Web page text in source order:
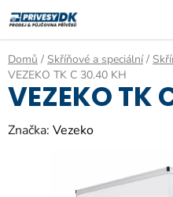
na
obsah
Domů / Skříňové a speciální /
VEZEKO TK C 30.40 KH
VEZEKO TK
Značka: Vezeko